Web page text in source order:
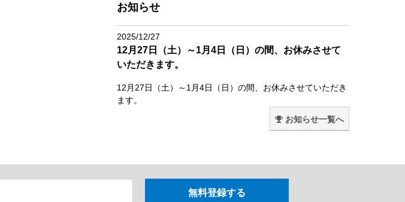
お知らせ
2025/12/27
12月27日（土）～1月4日（日）の間、お休みさせて
いただきます。
12月27日（土）～1月4日（日）の間、お休みさせていただき
ます。
お知らせ一覧へ